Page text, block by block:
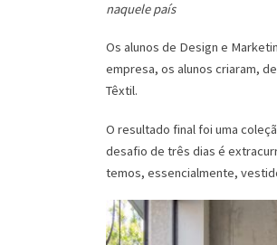
naquele país
Os alunos de Design e
empresa, os alunos criaram,
Têxtil.
O resultado final foi uma
desafio de três dias é
temos, essencialmente,